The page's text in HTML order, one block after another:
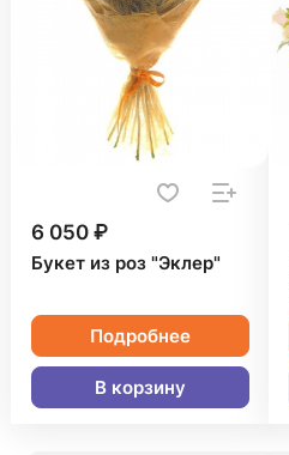
6 050 ₽
Букет из роз "Эклер"
Подробнее
В корзину